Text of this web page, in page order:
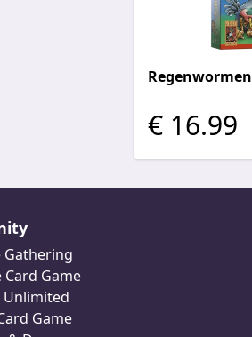
Regenwormen
€ 16.99
Gathering
Card Game
Unlimited
Game